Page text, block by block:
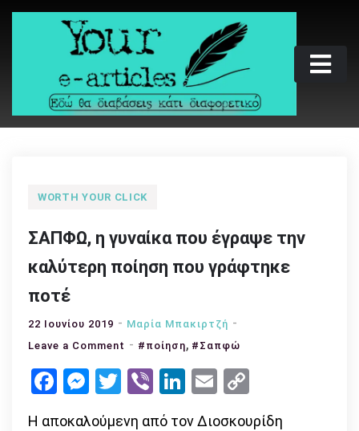
Skip
Your e-articles
Εδώ θα διαβάσεις κάτι διαφορετικό
WORTH YOUR CLICK
ΣΑΠΦΩ, η γυναίκα που έγραψε την
καλύτερη ποίηση που γράφτηκε
ποτέ
22 Ιουνίου 2019
Μαρία Μπακιρτζή
Leave a Comment on
που
#ποίηση, #Σαπφώ
Facebook
Messenger
Twitter
ViberLinkedIn
Email
Link
Η αποκαλούμενη από τον Διοσκουρίδη